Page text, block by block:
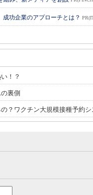
功企業のアプローチとは？
！？
裏側
？ワクチン大規模接種予約シ